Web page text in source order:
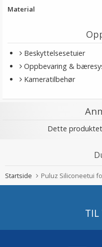
Material
Beskyttelsesetuier
Oppbevaring &
Kameratilbehør
Dette
Startside Puluz Siliconeetui
TIL